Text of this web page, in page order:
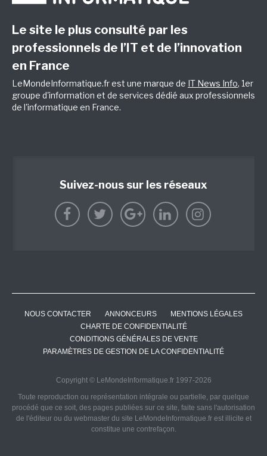
Le site le plus consulté par les
professionnels de l’IT et de l’innovation
en France
LeMondeInformatique.fr est une marque de IT News Info, 1er
groupe d'information et de services dédié aux professionnels
de l'informatique en France.
Suivez-nous sur les réseaux
NOUS CONTACTER ANNONCEURS
MENTIONS LÉGALES
CHARTE DE CONFIDENTIALITÉ
CONDITIONS GÉNÉRALES DE VENTE
PARAMÈTRES DE GESTION DE LA CONFIDENTIALITÉ
Copyright © LeMondeInformatique.fr 1997-2026
Toute reproduction ou représentation intégrale ou partielle, par quelque
procédé que ce soit, des pages publiées sur ce site, faite sans l'autorisation
de l'éditeur ou du webmaster du site LeMondeInformatique.fr est illicite et
constitue une contrefaçon.